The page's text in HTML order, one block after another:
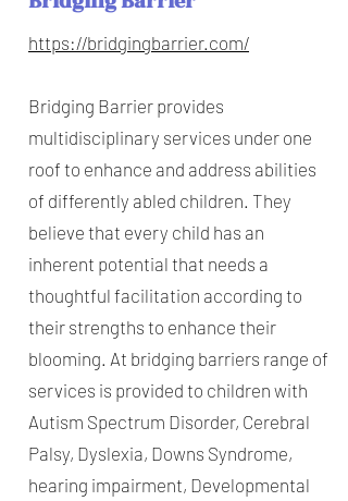
https://bridgingbarrier.com/
Bridging Barrier provides
multidisciplinary services under one
roof to enhance and address abilities
of differently abled children. They
believe that every child has an
inherent potential that needs a
thoughtful facilitation according to
their strengths to enhance their
blooming. At bridging barriers range of
services is provided to children with
Autism Spectrum Disorder, Cerebral
Palsy, Dyslexia, Downs Syndrome,
hearing impairment, Developmental